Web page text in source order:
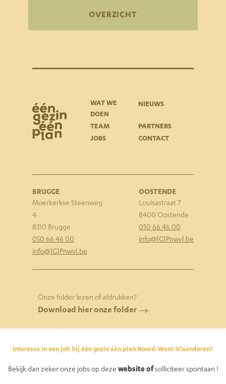
OVERZICHT
WAT WE
DOEN
NIEUWS
TEAM
PARTNERS
JOBS
CONTACT
BRUGGE
Moerkerkse Steenweg
4
8310 Brugge
050 66 46 00
info@1G1Pnwvl.be
OOSTENDE
Louisastraat 7
8400 Oostende
050 66 46 00
info@1G1Pnwvl.be
Onze folder lezen of afdrukken?
Download hier onze folder
Interesse in een job bij één gezin één plan Noord-West-Vlaanderen?
Bekijk dan zeker onze jobs op deze website ofsolliciteer spontaan !